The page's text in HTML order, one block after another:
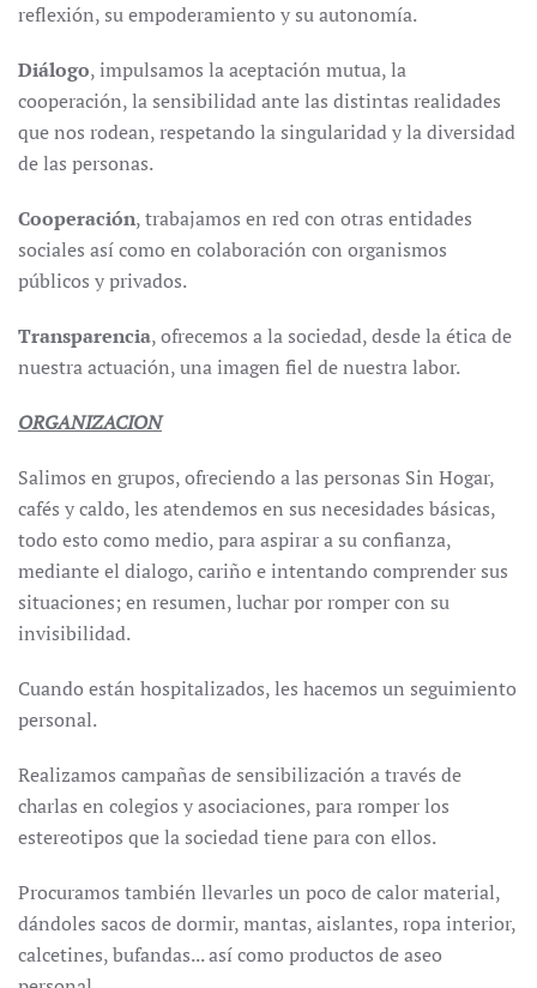
reflexión, su empoderamiento y su autonomía.
Diálogo, impulsamos la aceptación mutua, la
cooperación, la sensibilidad ante las distintas realidades
que nos rodean, respetando la singularidad y la diversidad
de las personas.
Cooperación, trabajamos en red con otras entidades
sociales así como en colaboración con organismos
públicos y privados.
Transparencia, ofrecemos a la sociedad, desde la ética de
nuestra actuación, una imagen fiel de nuestra labor.
ORGANIZACION
Salimos en grupos, ofreciendo a las personas Sin Hogar,
cafés y caldo, les atendemos en sus necesidades básicas,
todo esto como medio, para aspirar a su confianza,
mediante el dialogo, cariño e intentando comprender sus
situaciones; en resumen, luchar por romper con su
invisibilidad.
Cuando están hospitalizados, les hacemos un seguimiento
personal.
Realizamos campañas de sensibilización a través de
charlas en colegios y asociaciones, para romper los
estereotipos que la sociedad tiene para con ellos.
Procuramos también llevarles un poco de calor material,
dándoles sacos de dormir, mantas, aislantes, ropa interior,
calcetines, bufandas... así como productos de aseo